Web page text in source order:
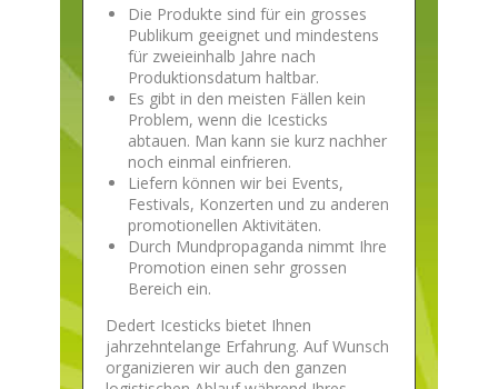
​Die Produkte sind für ein grosses
Publikum geeignet und mindestens
für zweieinhalb Jahre nach
Produktionsdatum haltbar.
Es gibt in den meisten Fällen kein
Problem, wenn die Icesticks
abtauen. Man kann sie kurz nachher
noch einmal einfrieren.
​Liefern können wir bei Events,
Festivals, Konzerten und zu anderen
promotionellen Aktivitäten.
​Durch Mundpropaganda nimmt Ihre
Promotion einen sehr grossen
Bereich ein.
​Dedert Icesticks ​bietet Ihnen
jahrzehntelange Erfahrung. Auf Wunsch
organizieren wir auch den ganzen